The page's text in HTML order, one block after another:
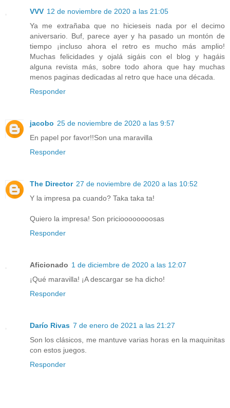
VVV 12 de noviembre de 2020 a las 21:05
Ya me extrañaba que no hicieseis nada por el decimo
aniversario. Buf, parece ayer y ha pasado un montón de
tiempo ¡incluso ahora el retro es mucho más amplio!
Muchas felicidades y ojalá sigáis con el blog y hagáis
alguna revista más, sobre todo ahora que hay muchas
menos paginas dedicadas al retro que hace una década.
Responder
jacobo 25 de noviembre de 2020 a las 9:57
En papel por favor!!Son una maravilla
Responder
The Director 27 de noviembre de 2020 a las 10:52
Y la impresa pa cuando? Taka taka ta!
Quiero la impresa! Son pricioooooooosas
Responder
Aficionado 1 de diciembre de 2020 a las 12:07
¡Qué maravilla! ¡A descargar se ha dicho!
Responder
Darío Rivas 7 de enero de 2021 a las 21:27
Son los clásicos, me mantuve varias horas en la maquinitas
con estos juegos.
Responder